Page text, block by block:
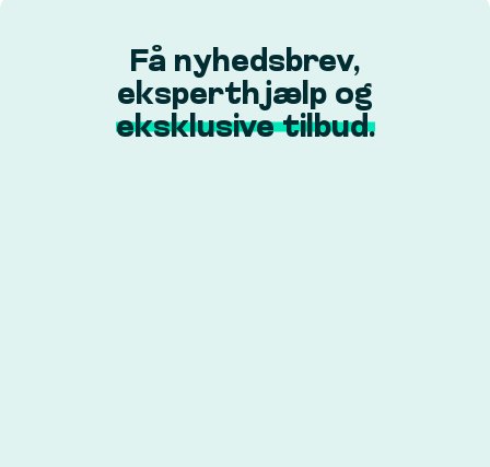
Få nyhedsbrev,
eksperthjælp og
eksklusive tilbud.